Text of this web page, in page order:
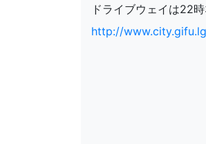
ドライブウェイは22時
http://